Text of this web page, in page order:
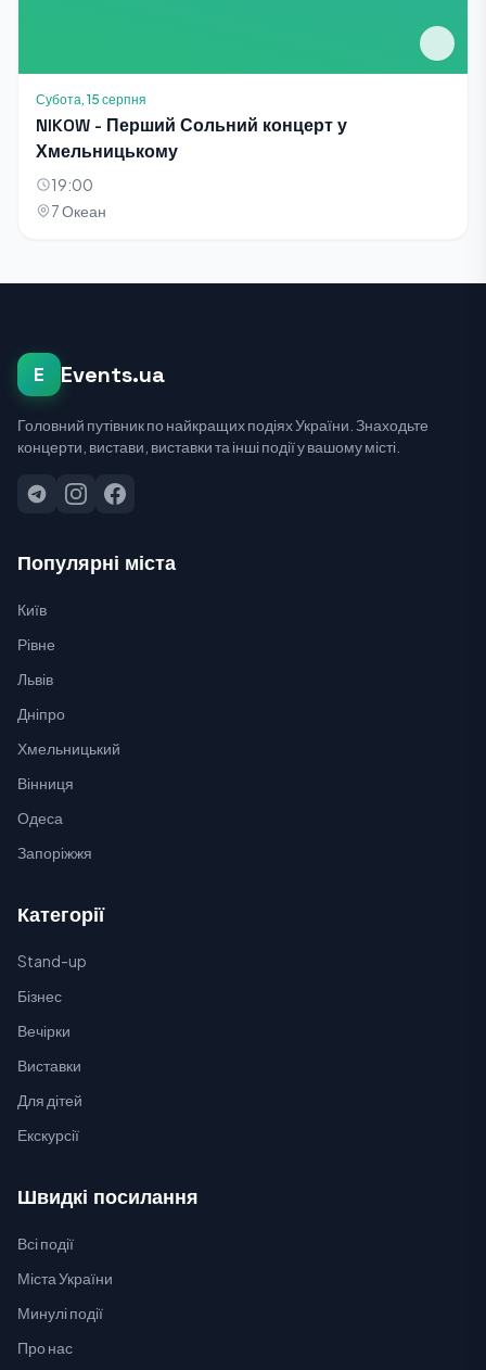
Субота, 15 серпня
NIKOW - Перший Сольний концерт у
Хмельницькому
19:00
7 Океан
E Events.ua
Головний путівник по найкращих подіях України. Знаходьте
концерти, вистави, виставки та інші події у вашому місті.
Популярні міста
Київ
Рівне
Львів
Дніпро
Хмельницький
Вінниця
Одеса
Запоріжжя
Категорії
Stand-up
Бізнес
Вечірки
Виставки
Для дітей
Екскурсії
Швидкі посилання
Всі події
Міста України
Минулі події
Про нас